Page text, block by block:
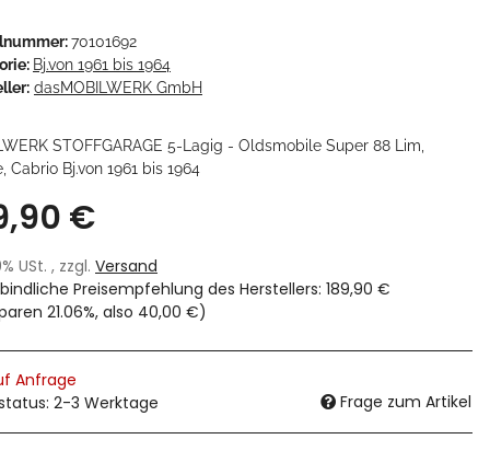
70101692
Bj.von 1961 bis 1964
dasMOBILWERK GmbH
STOFFGARAGE 5-Lagig - Oldsmobile Super 88 Lim,
Cabrio Bj.von 1961 bis 1964
€
USt. , zzgl. Versand
Preisempfehlung des Herstellers: 189,90 €
21.06%, also 40,00 €)
Anfrage
2-3 Werktage
Frage zum Artikel